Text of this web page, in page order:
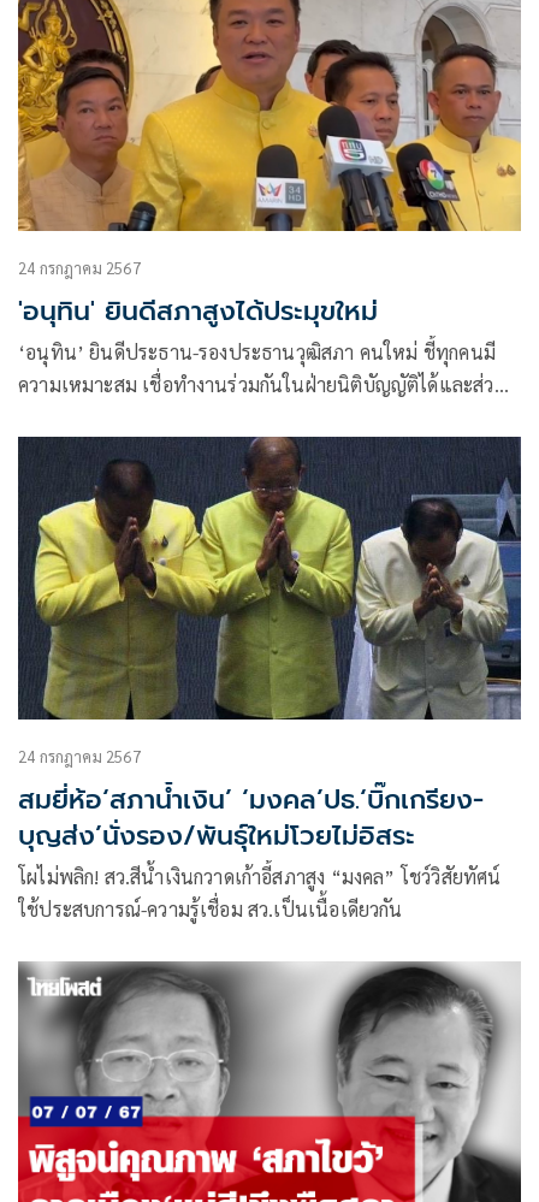
24 กรกฎาคม 2567
'อนุทิน' ยินดีสภาสูงได้ประมุขใหม่
‘อนุทิน’ ยินดีประธาน-รองประธานวุฒิสภา คนใหม่ ชี้ทุกคนมี
ความเหมาะสม เชื่อทำงานร่วมกันในฝ่ายนิติบัญญัติได้และส่วน
24 กรกฎาคม 2567
สมยี่ห้อ‘สภาน้ำเงิน’ ‘มงคล’ปธ.‘บิ๊กเกรียง-
บุญส่ง’นั่งรอง/พันธุ์ใหม่โวยไม่อิสระ
โผไม่พลิก! สว.สีน้ำเงินกวาดเก้าอี้สภาสูง “มงคล” โชว์วิสัยทัศน์
ใช้ประสบการณ์-ความรู้เชื่อม สว.เป็นเนื้อเดียวกัน